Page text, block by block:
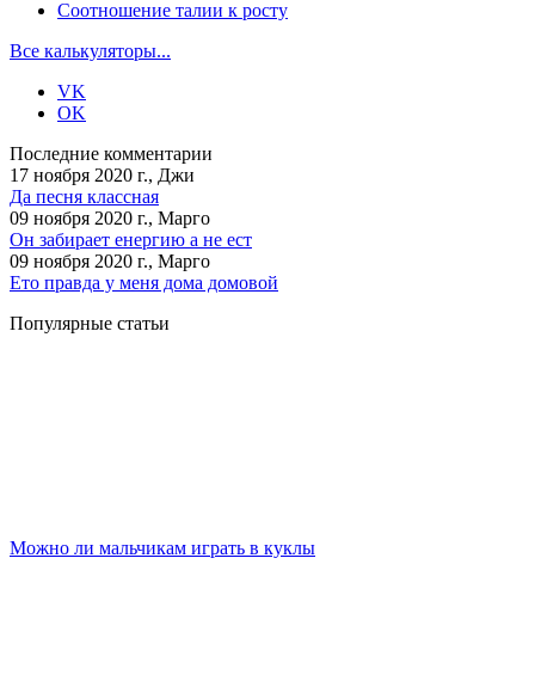
Соотношение талии к росту
Все калькуляторы...
VK
OK
Последние комментарии
17 ноября 2020 г., Джи
Да песня классная
09 ноября 2020 г., Марго
Он забирает енергию а не ест
09 ноября 2020 г., Марго
Ето правда у меня дома домовой
Популярные статьи
Можно ли мальчикам играть в куклы